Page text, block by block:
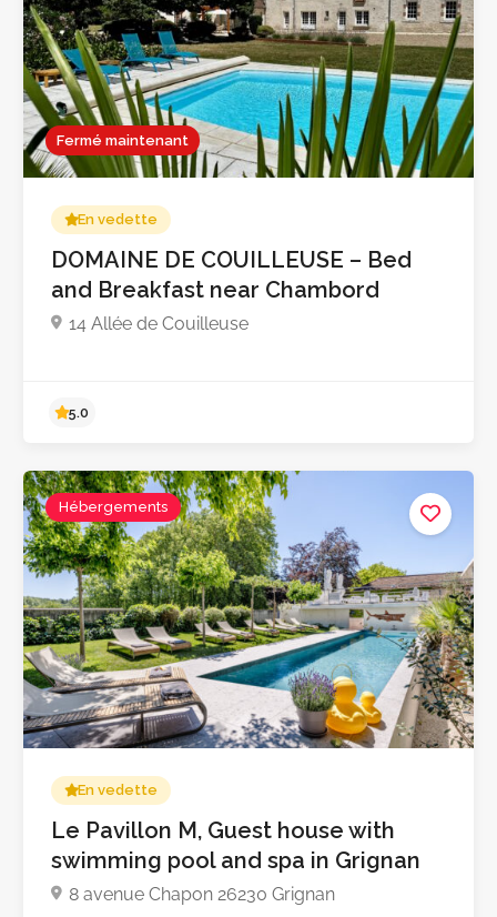
5.0
5.0
Fermé maintenant
En vedette
DOMAINE DE COUILLEUSE – Bed
and Breakfast near Chambord
14 Allée de Couilleuse
Hébergements
En vedette
Le Pavillon M, Guest house with
swimming pool and spa in Grignan
8 avenue Chapon 26230 Grignan